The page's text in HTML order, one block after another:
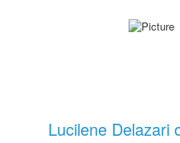
Lucilene Delazari